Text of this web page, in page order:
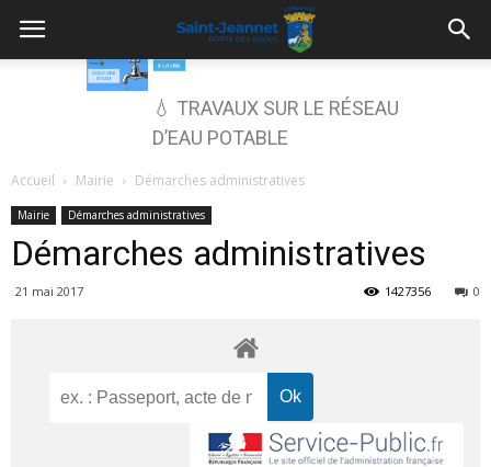
💧 TRAVAUX SUR LE RÉSEAU
D’EAU POTABLE
Accueil Mairie Démarches administratives
Mairie Démarches administratives
Démarches administratives
21 mai 2017 0
1427356